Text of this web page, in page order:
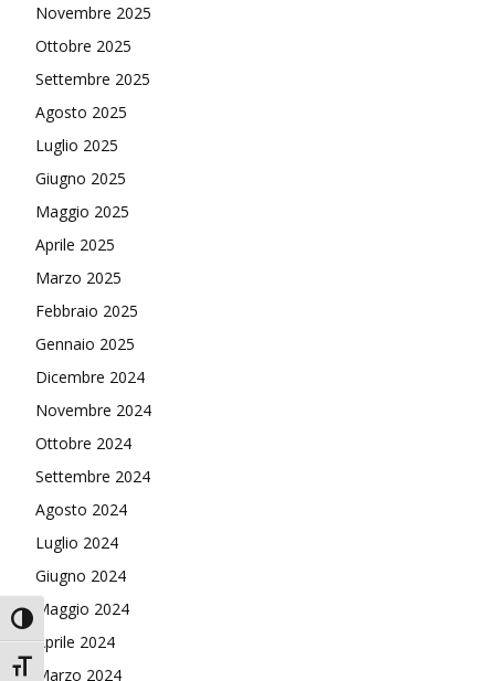
Attiva/disattiva alto contrasto
Attiva/disattiva dimensione testo
Novembre 2025
Ottobre 2025
Settembre 2025
Agosto 2025
Luglio 2025
Giugno 2025
Maggio 2025
Aprile 2025
Marzo 2025
Febbraio 2025
Gennaio 2025
Dicembre 2024
Novembre 2024
Ottobre 2024
Settembre 2024
Agosto 2024
Luglio 2024
Giugno 2024
Maggio 2024
Aprile 2024
Marzo 2024